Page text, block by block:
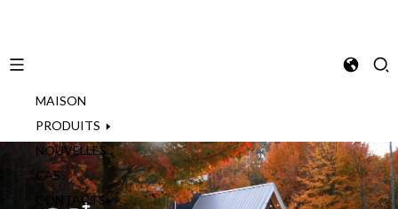
MAISON
PRODUITS
NOUVELLES
CAS
CONTACTS